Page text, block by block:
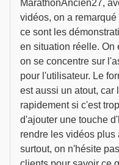
MarathonAncien27,
vidéos, on a
ce sont les
en situation réelle. On
on se concentre sur
pour l'utilisateur. Le
est aussi un atout, car
rapidement si c'est
d'ajouter une touche
rendre les vidéos plus
surtout, on n'hésite